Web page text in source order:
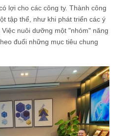
lợi cho các công ty. Thành công
tập thể, như khi phát triển các ý
nuôi dưỡng một "nhóm" năng
đuổi những mục tiêu chung